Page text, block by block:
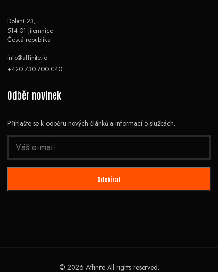
Dolení 23,
514 01 Jilemnice
Česká republika
info@affinite.io
+420 730 700 040
Odběr novinek
Přihlašte se k odběru nových článků a informací o službách.
© 2026 Affinite All rights reserved.